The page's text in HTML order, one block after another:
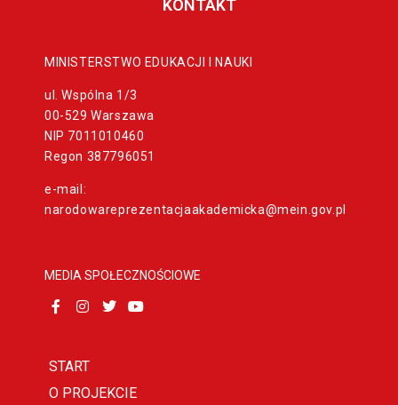
KONTAKT
MINISTERSTWO EDUKACJI I NAUKI
ul. Wspólna 1/3
00-529 Warszawa
NIP 7011010460
Regon 387796051
e-mail:
narodowareprezentacjaakademicka@mein.gov.pl
MEDIA SPOŁECZNOŚCIOWE
START
O PROJEKCIE